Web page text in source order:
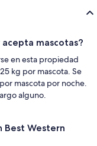
mascotas?
en esta propiedad
kg por mascota. Se
mascota por noche.
alguno.
Best Western